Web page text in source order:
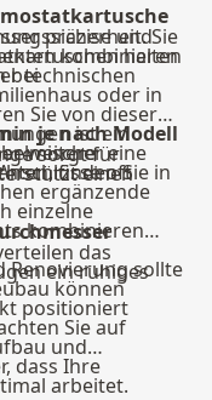
präzise und
halten
bei
je nach Modell
sorgt für
einen
das
ein ruhiges
Sie
kombinieren
technischen
oder in
Sie von dieser
ist ein
eine
oft
weitere
finden Sie in
ergänzende
einzelne
kombinieren
Renovierung sollte
können
positioniert
Sie auf
und
dass Ihre
arbeitet.